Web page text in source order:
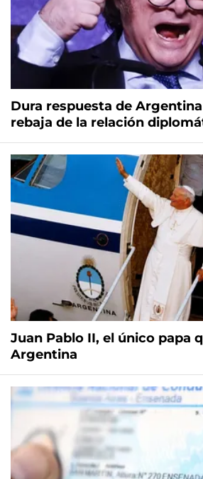
Dura respuesta de
rebaja de la relación
Juan Pablo II, el único papa
Argentina